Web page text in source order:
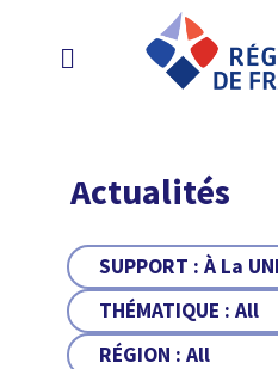
Actualités
SUPPORT :À La
THÉMATIQUE :All
RÉGION :All